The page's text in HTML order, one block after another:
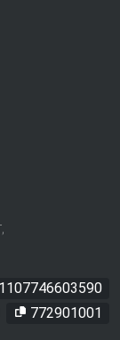
1107746603590
772901001